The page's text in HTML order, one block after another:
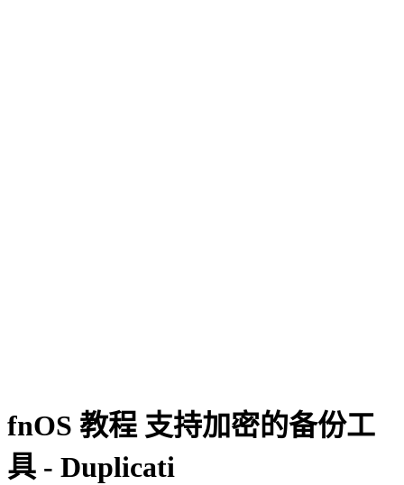
fnOS 教程 支持加密的备份工
具 - Duplicati